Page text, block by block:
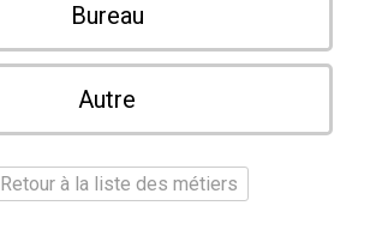
Bureau
Autre
Retour à la liste des métiers